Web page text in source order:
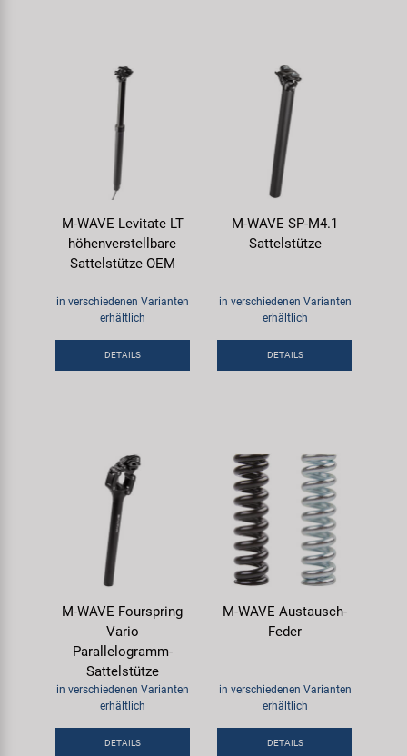
M-WAVE Levitate LT
höhenverstellbare
Sattelstütze OEM
in verschiedenen Varianten
erhältlich
DETAILS
M-WAVE SP-M4.1
Sattelstütze
in verschiedenen Varianten
erhältlich
DETAILS
M-WAVE Fourspring
Vario
Parallelogramm-
Sattelstütze
in verschiedenen Varianten
erhältlich
DETAILS
M-WAVE Austausch-
Feder
in verschiedenen Varianten
erhältlich
DETAILS